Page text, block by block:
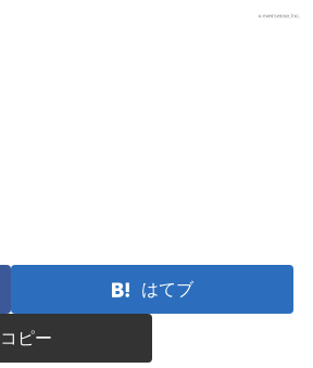
はてブ
コピー